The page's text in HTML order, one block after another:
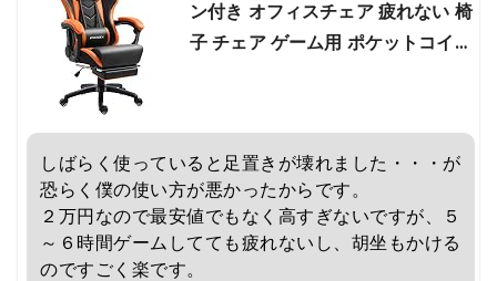
ン付き オフィスチェア 疲れない 椅
子 チェア ゲーム用 ポケットコイル
しばらく使っていると足置きが壊れました・・・が
恐らく僕の使い方が悪かったからです。
２万円なので最安値でもなく高すぎないですが、５
～６時間ゲームしてても疲れないし、胡坐もかける
のですごく楽です。